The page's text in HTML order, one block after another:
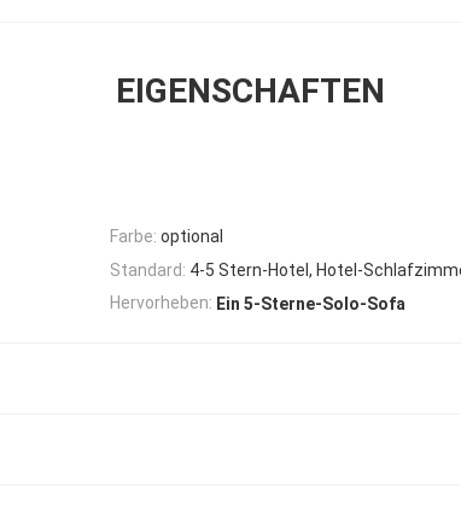
EIGENSCHAFTEN
Farbe: optional
Standard: 4-5 Stern-Hotel, Hotel-
Hervorheben: Ein 5-Sterne-Solo-Sofa